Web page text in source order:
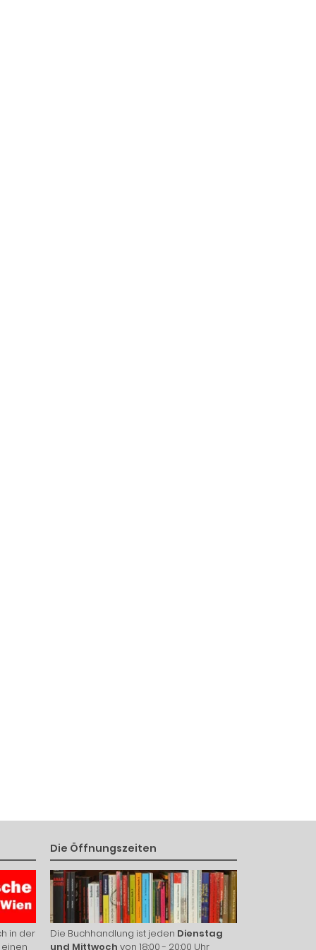
in der
Die Öffnungszeiten
Die Buchhandlung ist jeden Dienstag
und Mittwoch von 18:00 - 20:00 Uhr